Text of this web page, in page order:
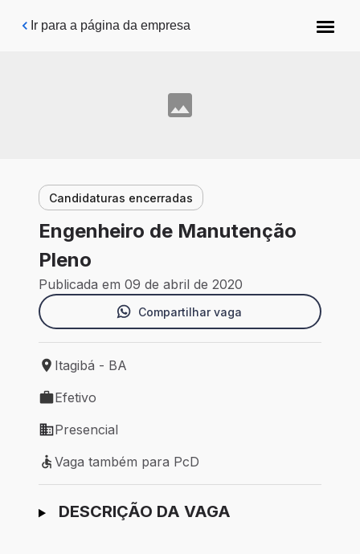
Pular para o conteúdo principal
Ir para a página da empresa
Candidaturas encerradas
Engenheiro de Manutenção
Pleno
Publicada em 09 de abril de 2020
Compartilhar vaga
Local de trabalho: Itagibá - BA
Itagibá - BA
Tipo de vaga: Efetivo
Efetivo
Modelo de trabalho: Presencial
Presencial
Vaga também para PcD
Vaga também para PcD
Ir para candidatura
DESCRIÇÃO DA VAGA